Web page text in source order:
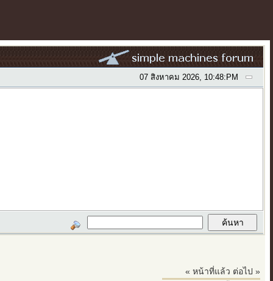
07 สิงหาคม 2026, 10:48:PM
« หน้าที่แล้ว ต่อไป »